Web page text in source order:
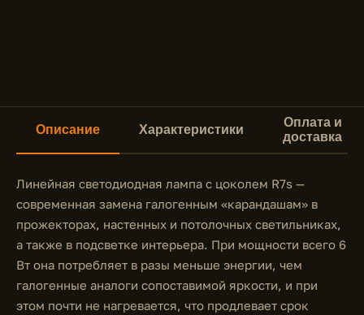
Описание Характеристики
Оплата и
доставка
Линейная светодиодная лампа с цоколем R7s —
современная замена галогенным «карандашам» в
прожекторах, настенных и потолочных светильниках,
а также в подсветке интерьера. При мощности всего 6
Вт она потребляет в разы меньше энергии, чем
галогенные аналоги сопоставимой яркости, и при
этом почти не нагревается, что продлевает срок